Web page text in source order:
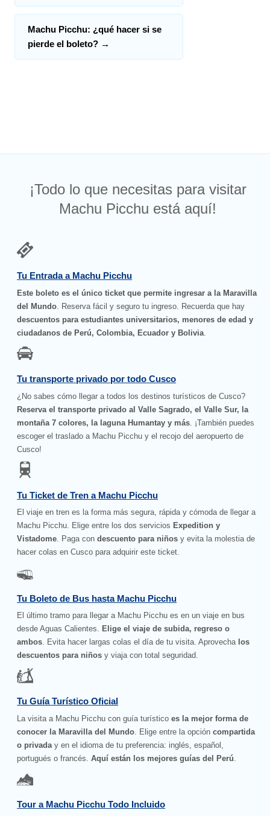
Machu Picchu: ¿qué hacer si se
pierde el boleto? →
¡Todo lo que necesitas para visitar
Machu Picchu está aquí!
Tu Entrada a Machu Picchu
Este boleto es el único ticket que permite ingresar a la Maravilla
del Mundo . Reserva fácil y seguro tu ingreso. Recuerda que hay
descuentos para estudiantes universitarios, menores de edad y
ciudadanos de Perú, Colombia, Ecuador y Bolivia
Tu transporte privado por todo Cusco
¿No sabes cómo llegar a todos los destinos turísticos de Cusco?
Reserva el transporte privado al Valle Sagrado, el Valle Sur, la
montaña 7 colores, la laguna Humantay y más . ¡También puedes
escoger el traslado a Machu Picchu y el recojo del aeropuerto de
Cusco!
Tu Ticket de Tren a Machu Picchu
El viaje en tren es la forma más segura, rápida y cómoda de llegar a
Machu Picchu. Elige entre los dos servicios Expedition y
Vistadome. Paga condescuento para niños y evita la molestia de
hacer colas en Cusco para adquirir este ticket.
Tu Boleto de Bus hasta Machu Picchu
El último tramo para llegar a Machu Picchu es en un viaje en bus
desde Aguas Calientes. Elige el viaje de subida, regreso o
ambos. Evita hacer largas colas el día de tu visita. Aprovecha los
descuentos para niños y viaja con total seguridad.
Tu Guía Turístico Oficial
La visita a Machu Picchu con guía turístico es la mejor forma de
conocer la Maravilla del Mundo . Elige entre la opcióncompartida
o privada y en el idioma de tu preferencia: inglés, español,
portugués o francés.Aquí están los mejores guías del Perú
Tour a Machu Picchu Todo Incluido